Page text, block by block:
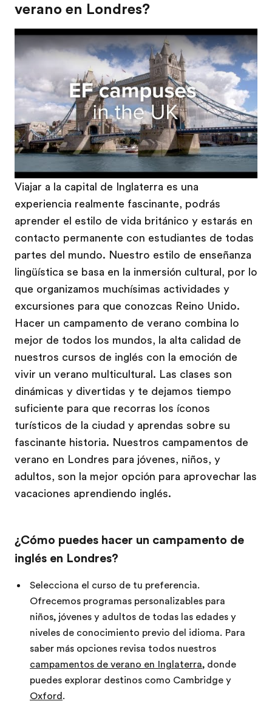
verano en Londres?
Viajar a la capital de Inglaterra es una
experiencia realmente fascinante, podrás
aprender el estilo de vida británico y estarás en
contacto permanente con estudiantes de todas
partes del mundo. Nuestro estilo de enseñanza
lingüística se basa en la inmersión cultural, por lo
que organizamos muchísimas actividades y
excursiones para que conozcas Reino Unido.
Hacer un campamento de verano combina lo
mejor de todos los mundos, la alta calidad de
nuestros cursos de inglés con la emoción de
vivir un verano multicultural. Las clases son
dinámicas y divertidas y te dejamos tiempo
suficiente para que recorras los íconos
turísticos de la ciudad y aprendas sobre su
fascinante historia. Nuestros campamentos de
verano en Londres para jóvenes, niños, y
adultos, son la mejor opción para aprovechar las
vacaciones aprendiendo inglés.
¿Cómo puedes hacer un campamento de
inglés en Londres?
Selecciona el curso de tu preferencia.
Ofrecemos programas personalizables para
niños, jóvenes y adultos de todas las edades y
niveles de conocimiento previo del idioma. Para
saber más opciones revisa todos nuestros
campamentos de verano en Inglaterra, donde
puedes explorar destinos como Cambridge y
Oxford .